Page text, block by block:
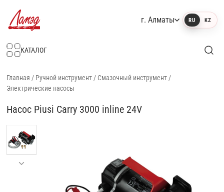
г. Алматы RU KZ
КАТАЛОГ
Главная / Ручной инструмент / Смазочный инструмент /
Электрические насосы
Насос Piusi Carry 3000 inline 24V